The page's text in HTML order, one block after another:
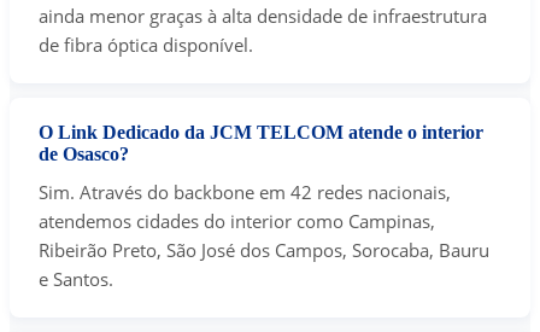
ainda menor graças à alta densidade de infraestrutura
de fibra óptica disponível.
O Link Dedicado da JCM TELCOM atende o interior
de Osasco?
Sim. Através do backbone em 42 redes nacionais,
atendemos cidades do interior como Campinas,
Ribeirão Preto, São José dos Campos, Sorocaba, Bauru
e Santos.